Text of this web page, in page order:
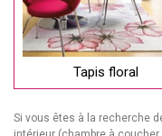
Tapis floral
Si vous êtes à la recherche